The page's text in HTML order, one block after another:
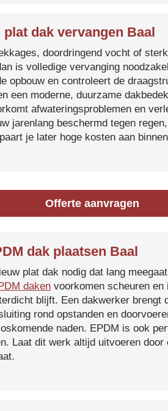
plat dak vervangen Baal
doordringend vocht of
is volledige vervanging
opbouw en controleert de
een moderne, duurzame
afwateringsproblemen en
jarenlang beschermd tegen
je later hoge kosten aan
Offerte aanvragen
dak plaatsen Baal
plat dak nodig dat lang
daken voorkomen scheuren
blijft. Een dakwerker brengt
rond opstanden en
naden. EPDM is ook
Laat dit werk altijd uitvoeren